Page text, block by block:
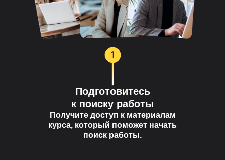
Подготовитесь
к поиску работы
Получите доступ к материалам
курса, который поможет начать
поиск работы.